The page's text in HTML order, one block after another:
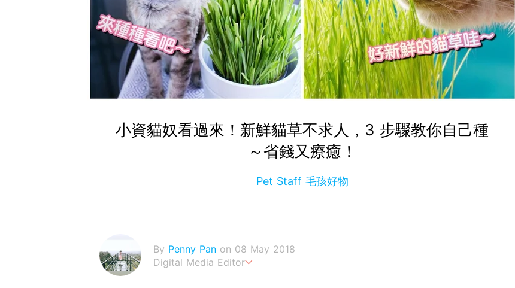
小資貓奴看過來！新鮮貓草不求人，3 步驟教你自己種
～省錢又療癒！
Pet Staff 毛孩好物
By Penny Pan on 08 May 2018
Digital Media Editor